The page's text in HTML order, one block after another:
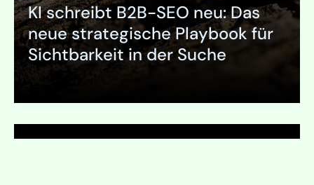
KI schreibt B2B-SEO neu: Das
neue strategische Playbook für
Sichtbarkeit in der Suche
Ausklappen
SEITE
Außendienst-Marketing